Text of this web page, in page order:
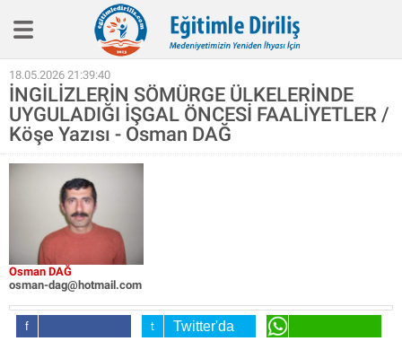
Eğitim İlkelerimiz
Haber
Köşe Yazıları
Biyografi
Aile Eğitimi
SineEğitim
Video
Kitap
18.05.2026 21:39:40
İNGİLİZLERİN SÖMÜRGE ÜLKELERİNDE
UYGULADIĞI İŞGAL ÖNCESİ FAALİYETLER /
Köşe Yazısı - Osman DAĞ
Osman DAĞ
osman-dag@hotmail.com
Twitter'da